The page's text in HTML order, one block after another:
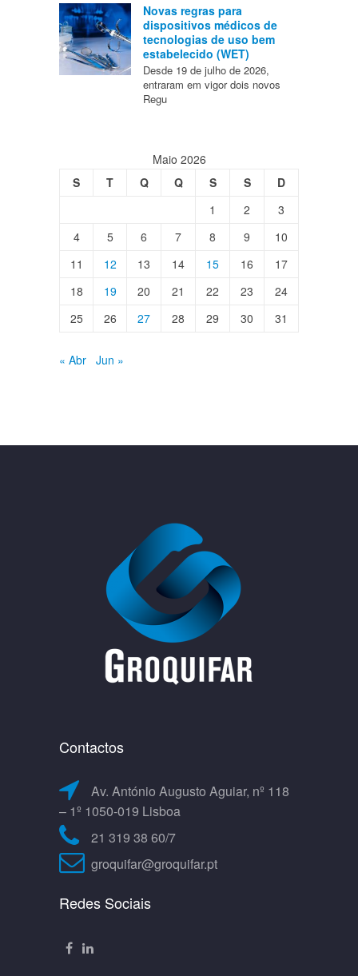
Novas regras para
dispositivos médicos de
tecnologias de uso bem
estabelecido (WET)
Desde 19 de julho de 2026,
entraram em vigor dois novos
Regu
Maio 2026
S
T Q Q S S
D
1
2
3
4
5 6 7 8 9
10
11
12 13 14 15 16
17
18
19 20 21 22 23
24
25
26 27 28 29 30 31
« Abr Jun »
Contactos
Av. António Augusto Aguiar, nº 118
– 1º 1050-019 Lisboa
21 319 38 60/7
groquifar@groquifar.pt
Redes Sociais